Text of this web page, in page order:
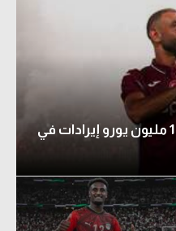
قناة تركية: طرابزون حقق 12 مليون يورو إيرادات في